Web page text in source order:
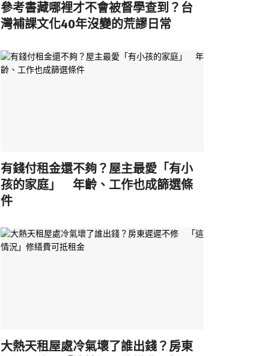
參考書藏哪裡才不會被督學查到？台
灣補課文化40年沒變的荒謬日常
有錢付租金還不夠？屋主最愛「有小
孩的家庭」 年齡、工作也成篩選條
件
大熱天租屋處冷氣壞了誰出錢？房東